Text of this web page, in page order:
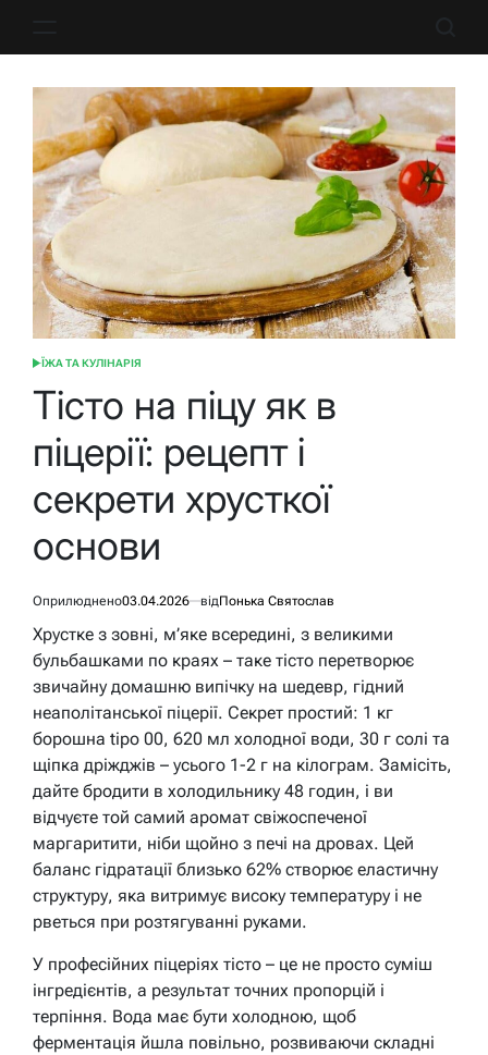
ОПУБЛІКУВАТИ
ЇЖА ТА КУЛІНАРІЯ
Тісто на піцу як в
піцерії: рецепт і
секрети хрусткої
основи
Оприлюднено03.04.2026 відПонька Святослав
Хрустке з зовні, м’яке всередині, з великими
бульбашками по краях – таке тісто перетворює
звичайну домашню випічку на шедевр, гідний
неаполітанської піцерії. Секрет простий: 1 кг
борошна tipo 00, 620 мл холодної води, 30 г солі та
щіпка дріжджів – усього 1-2 г на кілограм. Замісіть,
дайте бродити в холодильнику 48 годин, і ви
відчуєте той самий аромат свіжоспеченої
маргаритити, ніби щойно з печі на дровах. Цей
баланс гідратації близько 62% створює еластичну
структуру, яка витримує високу температуру і не
рветься при розтягуванні руками.
У професійних піцеріях тісто – це не просто суміш
інгредієнтів, а результат точних пропорцій і
терпіння. Вода має бути холодною, щоб
ферментація йшла повільно, розвиваючи складні